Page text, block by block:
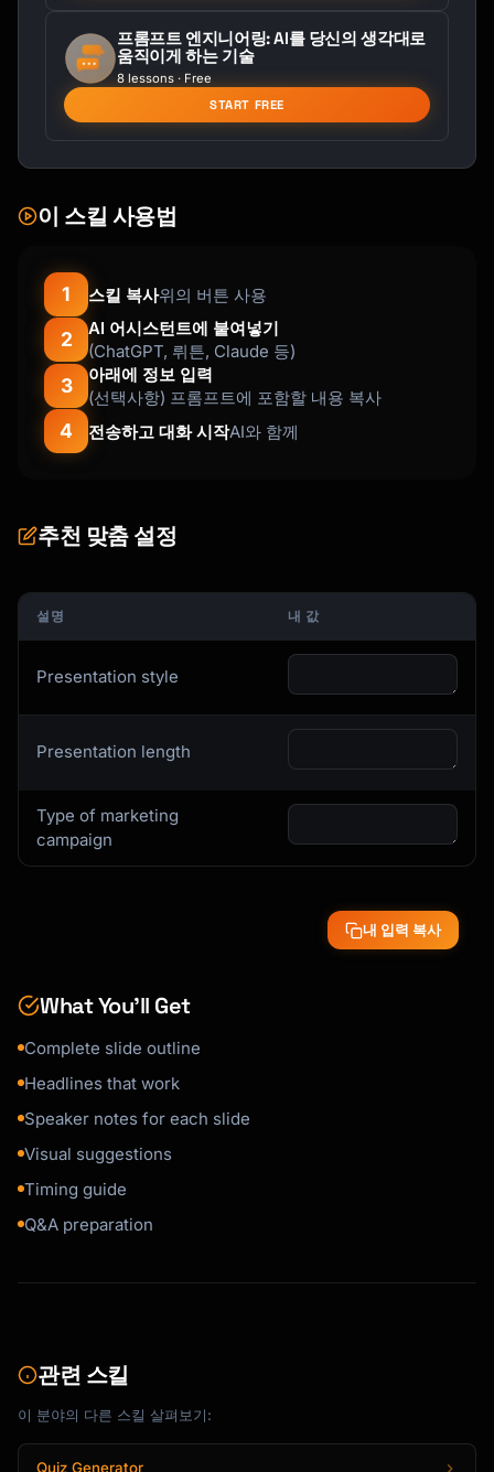
- Q&A prep
## Output Format
```
**Topic**: [Subject]
**Duration**: [X minutes]
**Goal**: [What you want them to
do/think/feel]
---
## Slide Deck Outline
### Slide 1: Title
**Speaker Notes**: [Opening remarks,
icebreaker]
---
### Slide 2: Hook
**Headline**: [Attention-grabbing statement
**Visual**: [Striking image or statistic]
**Speaker Notes**:
- [Key point to make]
---
- [Point 3]
**Speaker Notes**:
- [Detailed explanation]
---
[Continue for all slides...]
items]
transition]
프롬프트 엔지니어링: AI를 당신의 생각대로
움직이게 하는 기술
8 lessons · Free
START FREE
이 스킬 사용법
1 스킬 복사위의 버튼 사용
2
AI 어시스턴트에 붙여넣기
(ChatGPT, 뤼튼, Claude 등)
3
아래에 정보 입력
(선택사항) 프롬프트에 포함할 내용 복사
4 전송하고 대화 시작AI와 함께
추천 맞춤 설정
설명 내 값
Presentation style
Presentation length
Type of marketing
campaign
내 입력 복사
What You’ll Get
Complete slide outline
Headlines that work
Speaker notes for each slide
Visual suggestions
Timing guide
Q&A preparation
관련 스킬
이 분야의 다른 스킬 살펴보기:
Quiz Generator